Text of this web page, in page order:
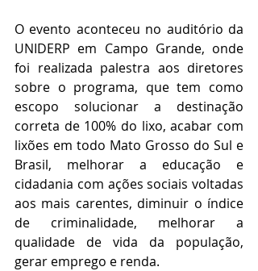
O evento aconteceu no auditório da
UNIDERP em Campo Grande, onde
foi realizada palestra aos diretores
sobre o programa, que tem como
escopo solucionar a destinação
correta de 100% do lixo, acabar com
lixões em todo Mato Grosso do Sul e
Brasil, melhorar a educação e
cidadania com ações sociais voltadas
aos mais carentes, diminuir o índice
de criminalidade, melhorar a
qualidade de vida da população,
gerar emprego e renda.